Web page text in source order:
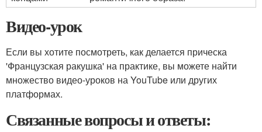
Видео-урок
Если вы хотите посмотреть, как делается прическа
'Французская ракушка' на практике, вы можете найти
множество видео-уроков на YouTube или других
платформах.
Связанные вопросы и ответы: